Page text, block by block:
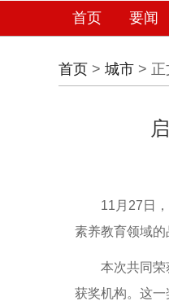
首页 要闻
首页 > 城市 > 正
11月27日，由
素养教育领域的
本次共同荣获
获奖机构。这